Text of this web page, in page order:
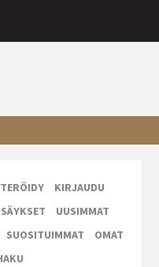
KIRJAUDU
UUSIMMAT
SUOSITUIMMAT
OMAT